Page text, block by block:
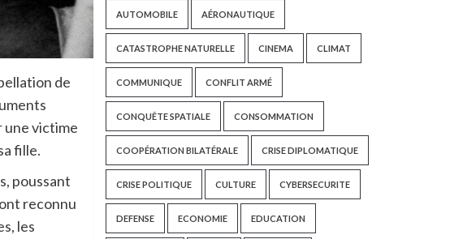
de
une victime
fille.
poussant
reconnu
les
AUTOMOBILE AÉRONAUTIQUE
CATASTROPHE NATURELLE CINEMA CLIMAT
COMMUNIQUE CONFLIT ARMÉ
CONQUÊTE SPATIALE CONSOMMATION
COOPÉRATION BILATÉRALE CRISE DIPLOMATIQUE
CRISE POLITIQUE CULTURE CYBERSECURITE
DEFENSE ECONOMIE EDUCATION